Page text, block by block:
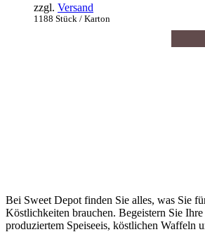
1188 Stück / Karton
zzgl. Versand
Bei Sweet Depot finden Sie alles, was Sie
Köstlichkeiten brauchen. Begeistern Sie Ihre
produziertem Speiseeis, köstlichen Waffeln